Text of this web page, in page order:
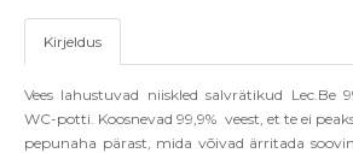
Kirjeldus
Vees lahustuvad niiskled salvrätikud Lec.Be
WC-potti. Koosnevad 99,9% veest, et te ei
pepunaha pärast, mida võivad ärritada